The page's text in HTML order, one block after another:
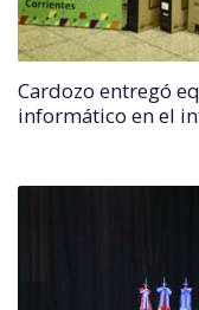
Cardozo entregó
informático en el